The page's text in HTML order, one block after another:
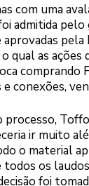
com uma
admitida
aprovadas
qual as ações
comprando
conexões,
ir muito
o material
os
foi